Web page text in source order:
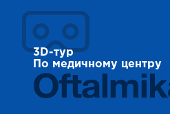
3D-тур
По медичному центру